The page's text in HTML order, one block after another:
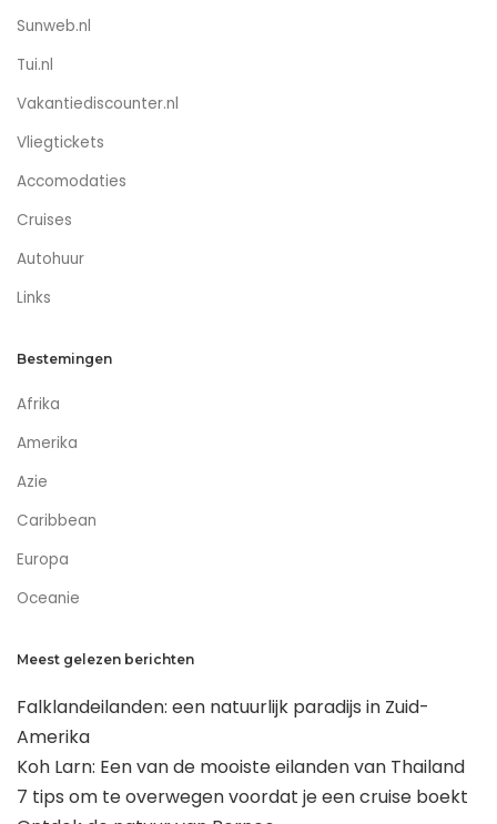
Sunweb.nl
Tui.nl
Vakantiediscounter.nl
Vliegtickets
Accomodaties
Cruises
Autohuur
Links
Bestemingen
Afrika
Amerika
Azie
Caribbean
Europa
Oceanie
Meest gelezen berichten
Falklandeilanden: een natuurlijk paradijs in Zuid-
Amerika
Koh Larn: Een van de mooiste eilanden van Thailand
7 tips om te overwegen voordat je een cruise boekt